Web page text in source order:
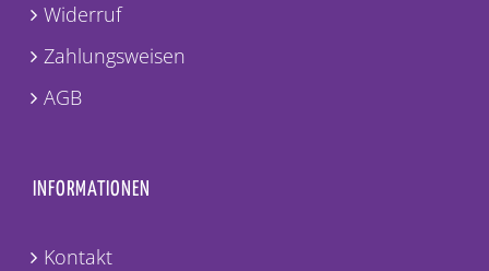
Widerruf
Zahlungsweisen
AGB
INFORMATIONEN
Kontakt